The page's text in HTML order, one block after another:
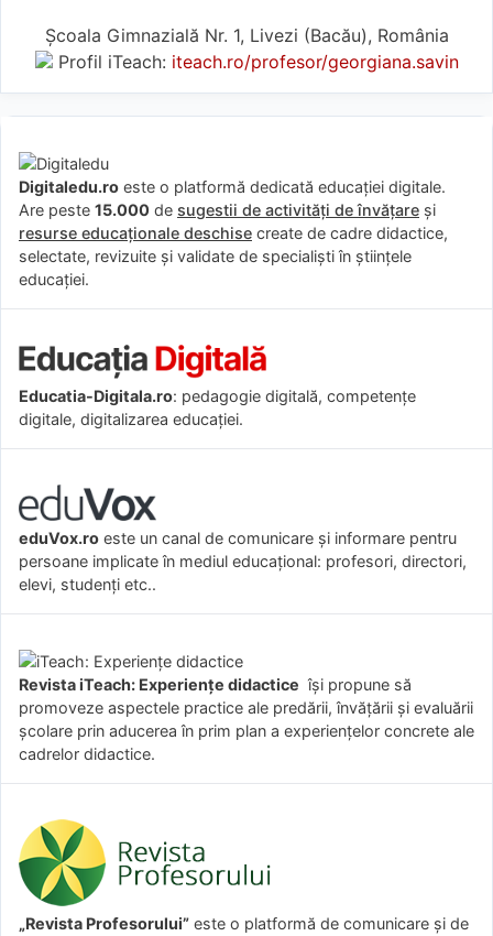
Școala Gimnazială Nr. 1, Livezi (Bacău), România
Profil iTeach: iteach.ro/profesor/georgiana.savin
Digitaledu.ro este o platformă dedicată educației digitale.
Are peste 15.000 de sugestii de activități de învățare și
resurse educaționale deschise create de cadre didactice,
selectate, revizuite și validate de specialiști în științele
educației.
Educatia-Digitala.ro: pedagogie digitală, competențe
digitale, digitalizarea educației.
eduVox.ro este un canal de comunicare și informare pentru
persoane implicate în mediul educațional: profesori, directori,
elevi, studenți etc..
Revista iTeach: Experienţe didactice îşi propune să
promoveze aspectele practice ale predării, învăţării şi evaluării
şcolare prin aducerea în prim plan a experienţelor concrete ale
cadrelor didactice.
„Revista Profesorului” este o platformă de comunicare și de